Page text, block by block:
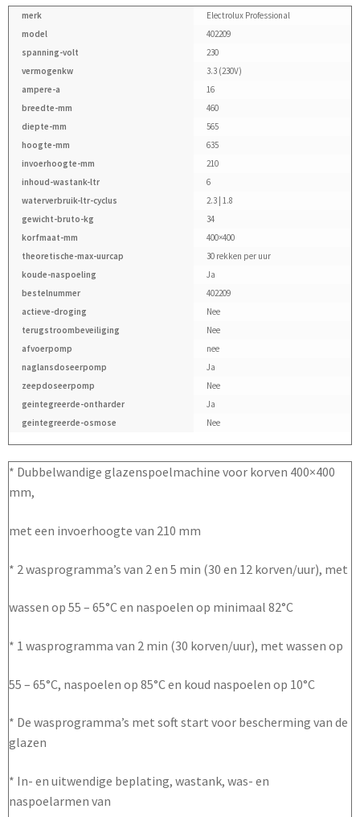
merk
Electrolux Professional
model
402209
spanning-volt
230
vermogenkw
3.3 (230V)
ampere-a
16
breedte-mm
460
diepte-mm
565
hoogte-mm
635
invoerhoogte-mm
210
inhoud-wastank-ltr
6
waterverbruik-ltr-cyclus
2.3 | 1.8
gewicht-bruto-kg
34
korfmaat-mm
400×400
theoretische-max-uurcap
30 rekken per uur
koude-naspoeling
Ja
bestelnummer
402209
actieve-droging
Nee
terugstroombeveiliging
Nee
afvoerpomp
nee
naglansdoseerpomp
Ja
zeepdoseerpomp
Nee
geintegreerde-ontharder
Ja
geintegreerde-osmose
Nee
* Dubbelwandige glazenspoelmachine voor korven 400×400
mm,
met een invoerhoogte van 210 mm
* 2 wasprogramma’s van 2 en 5 min (30 en 12 korven/uur), met
wassen op 55 – 65°C en naspoelen op minimaal 82°C
* 1 wasprogramma van 2 min (30 korven/uur), met wassen op
55 – 65°C, naspoelen op 85°C en koud naspoelen op 10°C
* De wasprogramma’s met soft start voor bescherming van de
glazen
* In- en uitwendige beplating, wastank, was- en
naspoelarmen van